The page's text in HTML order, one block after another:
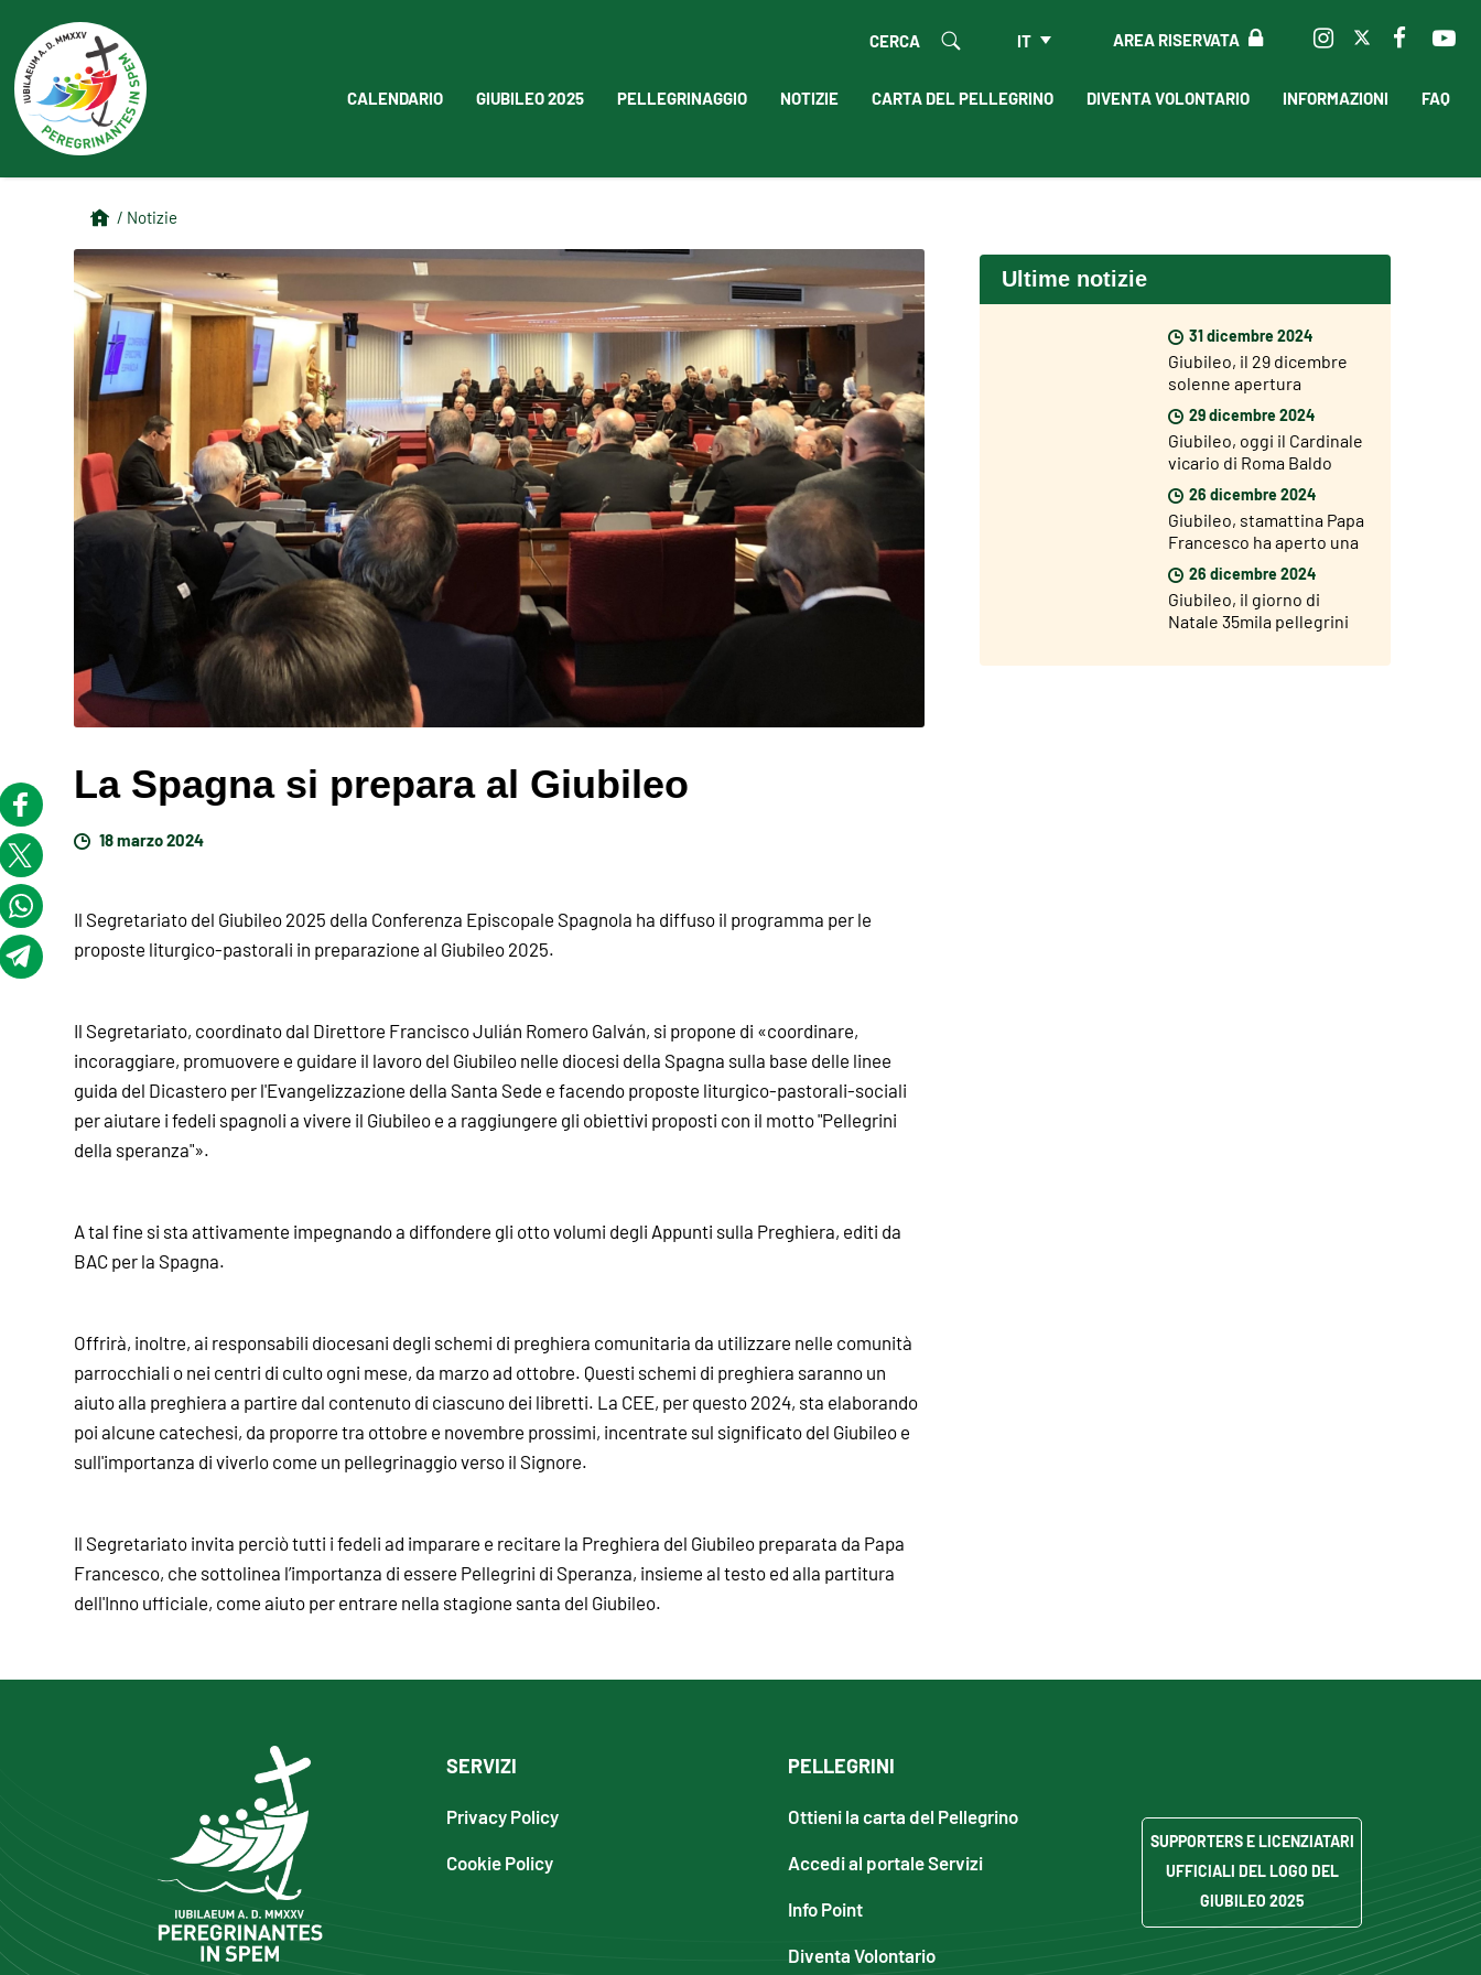
AREA RISERVATA
IT
CERCA
CALENDARIO GIUBILEO 2025 PELLEGRINAGGIO NOTIZIE CARTA DEL PELLEGRINO DIVENTA VOLONTARIO INFORMAZIONI FAQ
/ Notizie
La Spagna si prepara al Giubileo
18 marzo 2024
Il Segretariato del Giubileo 2025 della Conferenza Episcopale Spagnola ha diffuso il programma per le
proposte liturgico-pastorali in preparazione al Giubileo 2025.
Il Segretariato, coordinato dal Direttore Francisco Julián Romero Galván, si propone di «coordinare,
incoraggiare, promuovere e guidare il lavoro del Giubileo nelle diocesi della Spagna sulla base delle linee
guida del Dicastero per l'Evangelizzazione della Santa Sede e facendo proposte liturgico-pastorali-sociali
per aiutare i fedeli spagnoli a vivere il Giubileo e a raggiungere gli obiettivi proposti con il motto "Pellegrini
della speranza"».
A tal fine si sta attivamente impegnando a diffondere gli otto volumi degli Appunti sulla Preghiera, editi da
BAC per la Spagna.
Offrirà, inoltre, ai responsabili diocesani degli schemi di preghiera comunitaria da utilizzare nelle comunità
parrocchiali o nei centri di culto ogni mese, da marzo ad ottobre. Questi schemi di preghiera saranno un
aiuto alla preghiera a partire dal contenuto di ciascuno dei libretti. La CEE, per questo 2024, sta elaborando
poi alcune catechesi, da proporre tra ottobre e novembre prossimi, incentrate sul significato del Giubileo e
sull'importanza di viverlo come un pellegrinaggio verso il Signore.
Il Segretariato invita perciò tutti i fedeli ad imparare e recitare la Preghiera del Giubileo preparata da Papa
Francesco, che sottolinea l’importanza di essere Pellegrini di Speranza, insieme al testo ed alla partitura
dell'Inno ufficiale, come aiuto per entrare nella stagione santa del Giubileo.
Ultime notizie
31 dicembre 2024
Giubileo, il 29 dicembre
solenne apertura
dell’Anno Giubilare nelle
diocesi del mondo
29 dicembre 2024
Giubileo, oggi il Cardinale
vicario di Roma Baldo
Reina ha aperto la Porta
Santa di San Giovanni
26 dicembre 2024
Giubileo, stamattina Papa
Francesco ha aperto una
Porta Santa nel carcere di
Rebibbia
26 dicembre 2024
Giubileo, il giorno di
Natale 35mila pellegrini
Porta Santa di San Pietro
SERVIZI
Privacy Policy
Cookie Policy
PELLEGRINI
Ottieni la carta del Pellegrino
Accedi al portale Servizi
Info Point
Diventa Volontario
SUPPORTERS E LICENZIATARI
UFFICIALI DEL LOGO DEL
GIUBILEO 2025